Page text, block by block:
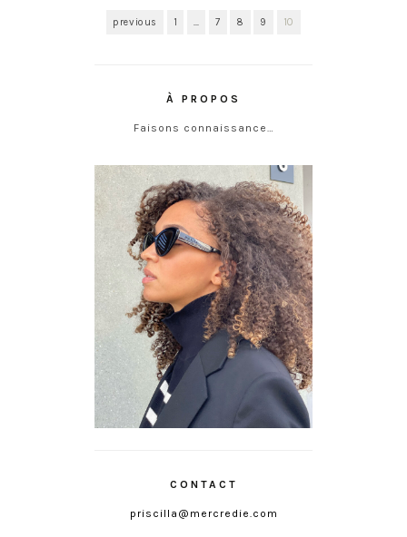
previous 1 … 7 8 9 10
À PROPOS
Faisons connaissance…
CONTACT
priscilla@mercredie.com